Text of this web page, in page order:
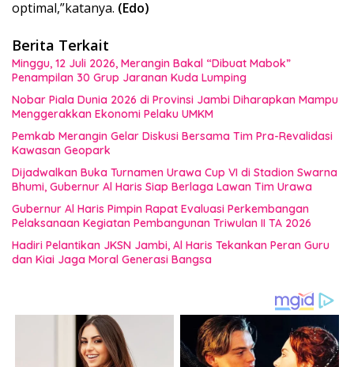
optimal,”katanya. (Edo)
Berita Terkait
Minggu, 12 Juli 2026, Merangin Bakal “Dibuat Mabok”
Penampilan 30 Grup Jaranan Kuda Lumping
Nobar Piala Dunia 2026 di Provinsi Jambi Diharapkan Mampu
Menggerakkan Ekonomi Pelaku UMKM
Pemkab Merangin Gelar Diskusi Bersama Tim Pra-Revalidasi
Kawasan Geopark
Dijadwalkan Buka Turnamen Urawa Cup VI di Stadion Swarna
Bhumi, Gubernur Al Haris Siap Berlaga Lawan Tim Urawa
Gubernur Al Haris Pimpin Rapat Evaluasi Perkembangan
Pelaksanaan Kegiatan Pembangunan Triwulan II TA 2026
Hadiri Pelantikan JKSN Jambi, Al Haris Tekankan Peran Guru
dan Kiai Jaga Moral Generasi Bangsa